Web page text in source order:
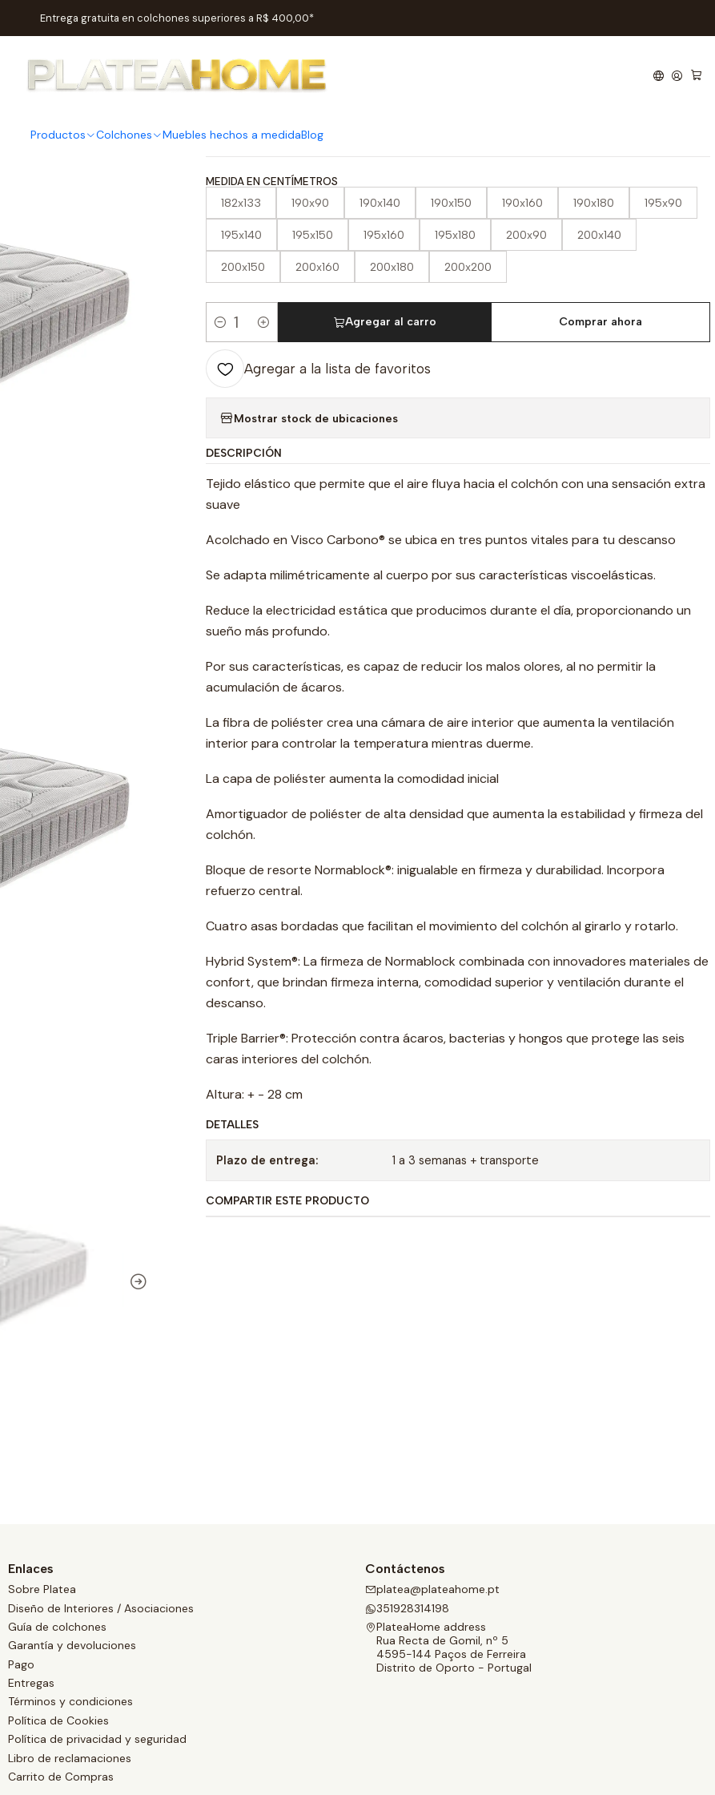
Productos Colchones Muebles hechos a medidaBlog
Entrega gratuita en colchones superiores a R$ 400,00*
Resortes Resortes embolsados Colchón de muelles ensacados Pikolin Melodia Pocket
|
Colchón de muelles ensacados
Pikolin Melodia Pocket
MEDIDA EN CENTÍMETROS
182x133 190x90 190x140 190x150 190x160 190x180 195x90
195x140 195x150 195x160 195x180 200x90 200x140
200x150 200x160 200x180 200x200
Cantidad
Agregar al carro Comprar ahora
Agregar a la lista de favoritos
Mostrar stock de ubicaciones
DESCRIPCIÓN
Tejido elástico que permite que el aire fluya hacia el colchón con una sensación extra
suave
Acolchado en Visco Carbono® se ubica en tres puntos vitales para tu descanso
Se adapta milimétricamente al cuerpo por sus características viscoelásticas.
Reduce la electricidad estática que producimos durante el día, proporcionando un
sueño más profundo.
Por sus características, es capaz de reducir los malos olores, al no permitir la
acumulación de ácaros.
La fibra de poliéster crea una cámara de aire interior que aumenta la ventilación
interior para controlar la temperatura mientras duerme.
La capa de poliéster aumenta la comodidad inicial
Amortiguador de poliéster de alta densidad que aumenta la estabilidad y firmeza del
colchón.
Bloque de resorte Normablock®: inigualable en firmeza y durabilidad. Incorpora
refuerzo central.
Cuatro asas bordadas que facilitan el movimiento del colchón al girarlo y rotarlo.
Hybrid System®: La firmeza de Normablock combinada con innovadores materiales de
confort, que brindan firmeza interna, comodidad superior y ventilación durante el
descanso.
Triple Barrier®: Protección contra ácaros, bacterias y hongos que protege las seis
caras interiores del colchón.
Altura: + - 28 cm
DETALLES
Plazo de entrega: 1 a 3 semanas + transporte
COMPARTIR ESTE PRODUCTO
Enlaces
Sobre Platea
Diseño de Interiores / Asociaciones
Guía de colchones
Garantía y devoluciones
Pago
Entregas
Términos y condiciones
Política de Cookies
Política de privacidad y seguridad
Libro de reclamaciones
Carrito de Compras
Contáctenos
platea@plateahome.pt
351928314198
PlateaHome address
Rua Recta de Gomil, nº 5
4595-144 Paços de Ferreira
Distrito de Oporto - Portugal